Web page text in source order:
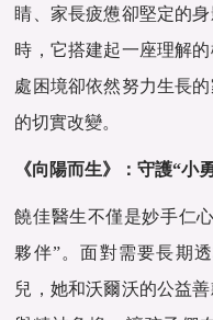
睛、家長疲憊卻堅定的
時，它搭建起一座理解
處困境卻依然努力生長
的切實改變。
《向陽而生》：守護“小
饒佳醫生不僅是妙手仁
夥伴”。面對需要長期
兒，她和沃爾沃的公益